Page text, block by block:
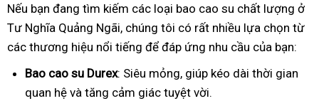
Nếu bạn đang tìm kiếm các loại bao cao su chất lượng ở
Tư Nghĩa Quảng Ngãi, chúng tôi có rất nhiều lựa chọn từ
các thương hiệu nổi tiếng để đáp ứng nhu cầu của bạn:
Bao cao su Durex: Siêu mỏng, giúp kéo dài thời gian
quan hệ và tăng cảm giác tuyệt vời.